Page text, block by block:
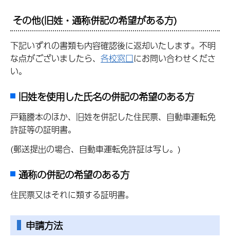
その他(旧姓・通称併記の希望がある方)
下記いずれの書類も内容確認後に返却いたします。不明
な点がございましたら、 各校窓口にお問い合わせくださ
い。
旧姓を使用した氏名の併記の希望のある方
戸籍謄本のほか、旧姓を併記した住民票、自動車運転免
許証等の証明書。
(郵送提出の場合、自動車運転免許証は写し。)
通称の併記の希望のある方
住民票又はそれに類する証明書。
申請方法